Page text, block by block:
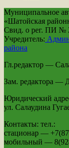
Муниципальное
«Шатойская
Свид. о рег. ПИ №
Учредитель:
района
Гл.редактор —
Зам. редактора —
Юридический
ул. Салаудина
Контакты: тел.:
стационар —
мобильный —